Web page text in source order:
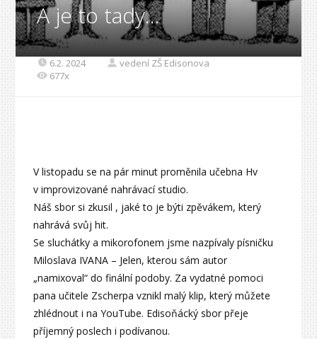
A je to tady…
6.2. 2024
vedení ZŠ Edisonova
677x
V listopadu se na pár minut proměnila učebna Hv
v improvizované nahrávací studio.
Náš sbor si zkusil , jaké to je býti zpěvákem, který
nahrává svůj hit.
Se sluchátky a mikorofonem jsme nazpívaly písničku
Miloslava IVANA – Jelen, kterou sám autor
„namixoval“ do finální podoby. Za vydatné pomoci
pana učitele Zscherpa vznikl malý klip, který můžete
zhlédnout i na YouTube. Edisoňácký sbor přeje
příjemný poslech i podívanou.